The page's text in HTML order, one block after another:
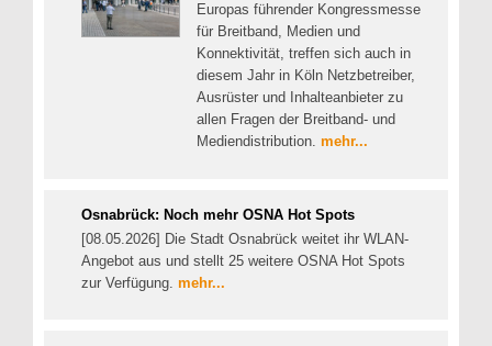
Europas führender Kongressmesse
für Breitband, Medien und
Konnektivität, treffen sich auch in
diesem Jahr in Köln Netzbetreiber,
Ausrüster und Inhalteanbieter zu
allen Fragen der Breitband- und
Mediendistribution. mehr...
Osnabrück: Noch mehr OSNA Hot Spots
[08.05.2026] Die Stadt Osnabrück weitet ihr WLAN-
Angebot aus und stellt 25 weitere OSNA Hot Spots
zur Verfügung. mehr...